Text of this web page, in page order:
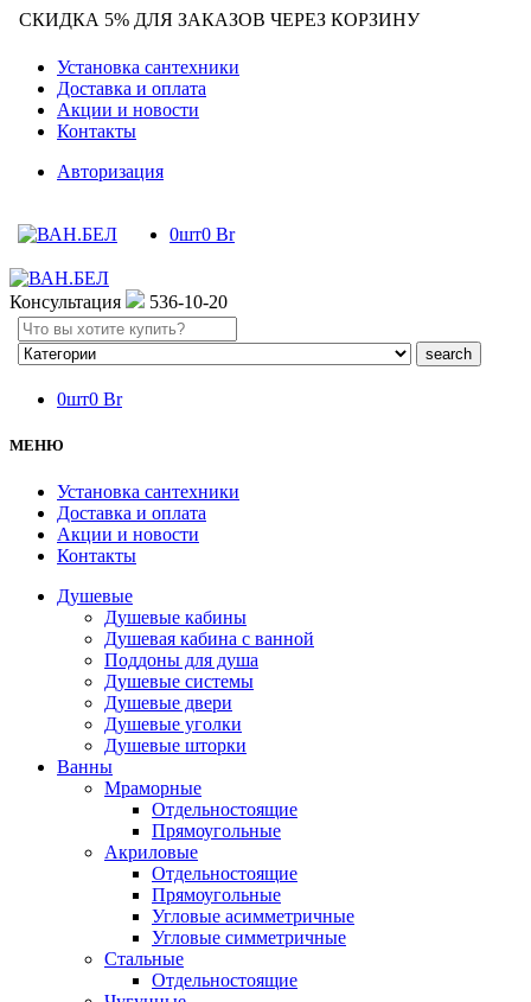
СКИДКА 5% ДЛЯ ЗАКАЗОВ ЧЕРЕЗ КОРЗИНУ
Установка сантехники
Доставка и оплата
Акции и новости
Контакты
Авторизация
0шт0 Br
Консультация
536-10-20
Search
here
0шт0 Br
МЕНЮ
Установка сантехники
Доставка и оплата
Акции и новости
Контакты
Душевые
Душевые кабины
Душевая кабина с ванной
Поддоны для душа
Душевые системы
Душевые двери
Душевые уголки
Душевые шторки
Ванны
Мраморные
Отдельностоящие
Прямоугольные
Акриловые
Отдельностоящие
Прямоугольные
Угловые асимметричные
Угловые симметричные
Стальные
Отдельностоящие